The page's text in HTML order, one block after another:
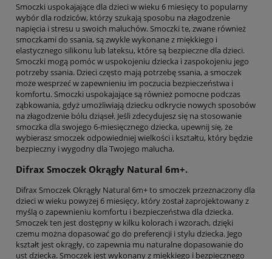
Smoczki uspokajające dla dzieci w wieku 6 miesięcy to popularny
wybór dla rodziców, którzy szukają sposobu na złagodzenie
napięcia i stresu u swoich maluchów. Smoczki te, zwane również
smoczkami do ssania, są zwykle wykonane z miękkiego i
elastycznego silikonu lub lateksu, które są bezpieczne dla dzieci.
Smoczki mogą pomóc w uspokojeniu dziecka i zaspokojeniu jego
potrzeby ssania. Dzieci często mają potrzebę ssania, a smoczek
może wesprzeć w zapewnieniu im poczucia bezpieczeństwa i
komfortu. Smoczki uspokajające są również pomocne podczas
ząbkowania, gdyż umożliwiają dziecku odkrycie nowych sposobów
na złagodzenie bólu dziąseł. Jeśli zdecydujesz się na stosowanie
smoczka dla swojego 6-miesięcznego dziecka, upewnij się, że
wybierasz smoczek odpowiedniej wielkości i kształtu, który będzie
bezpieczny i wygodny dla Twojego malucha.
Difrax Smoczek Okrągły Natural 6m+.
Difrax Smoczek Okrągły Natural 6m+ to smoczek przeznaczony dla
dzieci w wieku powyżej 6 miesięcy, który został zaprojektowany z
myślą o zapewnieniu komfortu i bezpieczeństwa dla dziecka.
Smoczek ten jest dostępny w kilku kolorach i wzorach, dzięki
czemu można dopasować go do preferencji i stylu dziecka. Jego
kształt jest okrągły, co zapewnia mu naturalne dopasowanie do
ust dziecka. Smoczek jest wykonany z miękkiego i bezpiecznego